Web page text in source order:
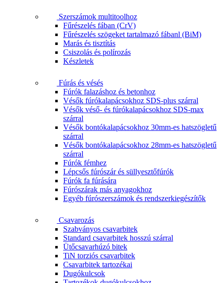
Szerszámok multitoolhoz
Fűrészelés fában (CrV)
Fűrészelés szögeket tartalmazó fábanl (BiM)
Marás és tisztítás
Csiszolás és polírozás
Készletek
Fúrás és vésés
Fúrók falazáshoz és betonhoz
Vésők fúrókalapácsokhoz SDS-plus szárral
Vésők véső- és fúrókalapácsokhoz SDS-max
szárral
Vésők bontókalapácsokhoz 30mm-es hatszögletű
szárral
Vésők bontókalapácsokhoz 28mm-es hatszögletű
szárral
Fúrók fémhez
Lépcsős fúrószár és süllyesztőfúrók
Fúrók fa fúrására
Fúrószárak más anyagokhoz
Egyéb fúrószerszámok és rendszerkiegészítők
Csavarozás
Szabványos csavarbitek
Standard csavarbitek hosszú szárral
Ütőcsavarhúzó bitek
TiN torziós csavarbitek
Csavarbitek tartozékai
Dugókulcsok